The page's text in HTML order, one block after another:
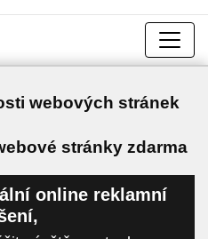
webových stránek
stránky zdarma
online reklamní